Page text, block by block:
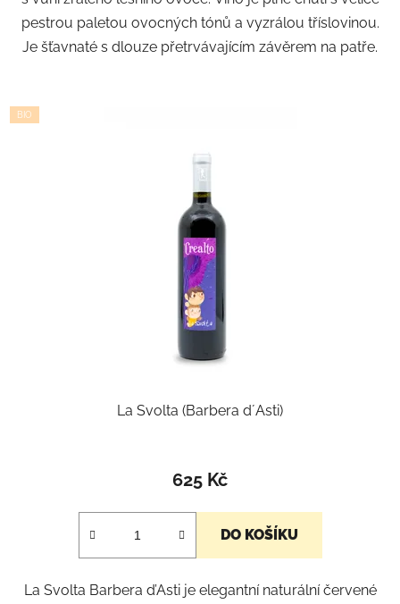
pestrou paletou ovocných tónů a vyzrálou tříslovinou.
Je šťavnaté s dlouze přetrvávajícím závěrem na patře.
BIO
La Svolta (Barbera d´Asti)
625 Kč
DO KOŠÍKU
La Svolta Barbera d’Asti je elegantní naturální červené